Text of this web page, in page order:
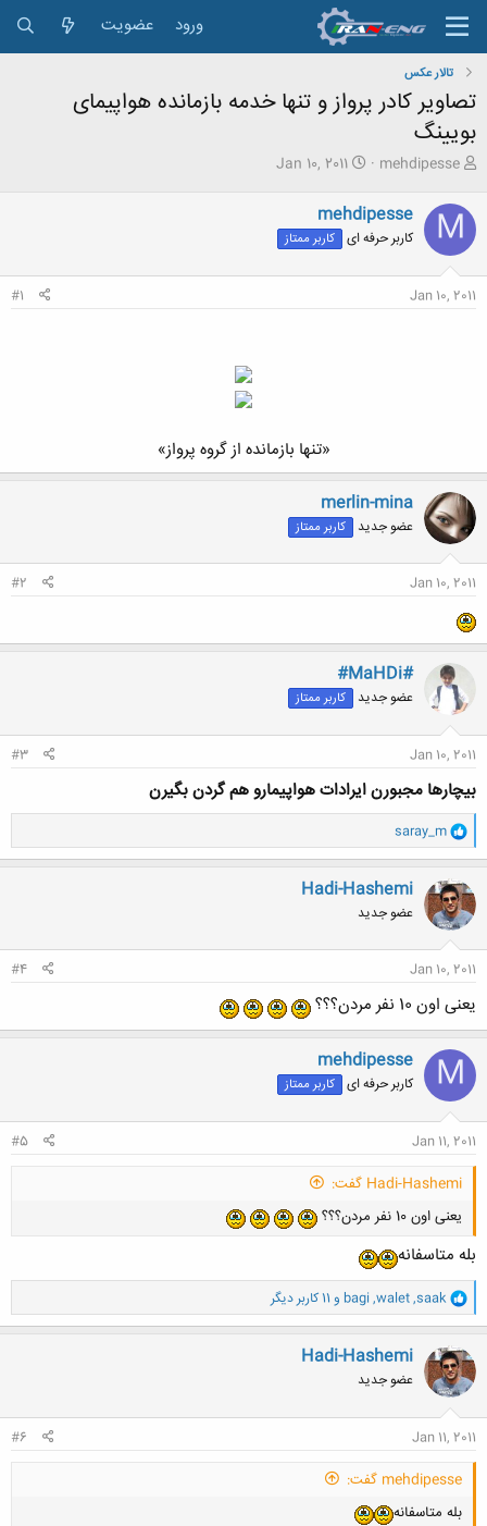
ورود عضویت
تالار عکس
تصاویر کادر پرواز و تنها خدمه بازمانده هواپیمای
بویینگ
ش
و
ع
ک
ن
ن
د
mehdipesse
ت
ر
ی
خ
ر
Jan 10, 2011
M
mehdipesse
کاربر حرفه ای کاربر ممتاز
Jan 10, 2011
#1
«تنها بازمانده از گروه پرواز»​
merlin-mina
عضو جدید کاربر ممتاز
Jan 10, 2011
#2
#MaHDi#
عضو جدید کاربر ممتاز
Jan 10, 2011
#3
بیچارها مجبورن ایرادات هواپیمارو هم گردن بگیرن
و
ا
ک
ن
ش
ه
ا
saray_m
Hadi-Hashemi
عضو جدید
Jan 10, 2011
#4
یعنی اون 10 نفر مردن؟؟؟
M
mehdipesse
کاربر حرفه ای کاربر ممتاز
Jan 11, 2011
#5
Hadi-Hashemi گفت:
یعنی اون 10 نفر مردن؟؟؟
بله متاسفانه
و
ا
ک
ن
ش
ه
ا
saak
,
walet
,
bagi و 11 کاربر دیگر
Hadi-Hashemi
عضو جدید
Jan 11, 2011
#6
mehdipesse گفت:
بله متاسفانه